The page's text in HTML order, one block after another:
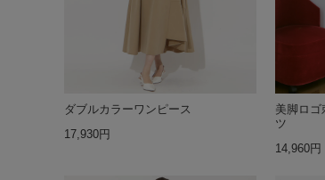
ダブルカラーワンピース
17,930円
美脚ロゴ
ツ
14,960円